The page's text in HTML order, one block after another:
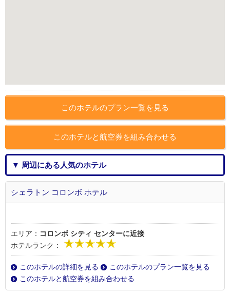
このホテルのプラン一覧を見る
このホテルと航空券を組み合わせる
▼ 周辺にある人気のホテル
シェラトン コロンボ ホテル
エリア： コロンボ シティ センターに近接
ホテルランク：
このホテルの詳細を見る
このホテルのプラン一覧を見る
このホテルと航空券を組み合わせる